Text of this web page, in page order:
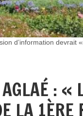
d’information
: «
LA 1ÈRE